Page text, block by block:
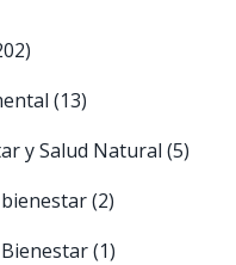
(13)
y Salud Natural (5)
(2)
(1)